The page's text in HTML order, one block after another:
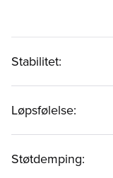
Stabilitet:
Løpsfølelse:
Støtdemping: